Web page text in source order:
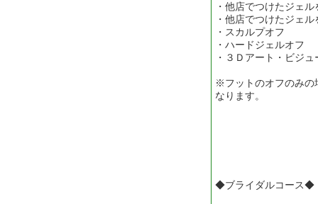
・他店でつけたジェ
・他店でつけたジェ
・スカルプオ
・ハードジェル
・３Ｄアート・ビ
※フットのオフのみの
なります。
◆ブライダルコース◆